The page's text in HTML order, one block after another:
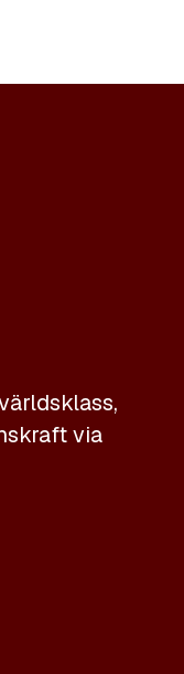
via